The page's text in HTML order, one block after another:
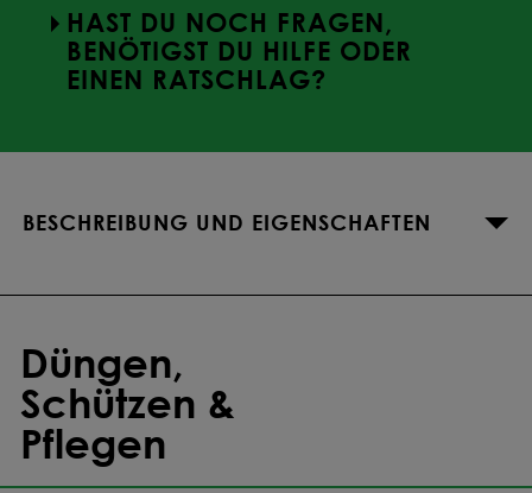
HAST DU NOCH FRAGEN,
BENÖTIGST DU HILFE ODER
EINEN RATSCHLAG?
BESCHREIBUNG UND EIGENSCHAFTEN
Düngen,
Schützen &
Pflegen